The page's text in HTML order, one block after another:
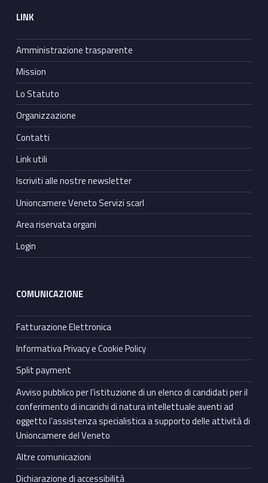
LINK
Amministrazione trasparente
Mission
Lo Statuto
Organizzazione
Contatti
Link utili
Iscriviti alle nostre newsletter
Unioncamere Veneto Servizi scarl
Area riservata organi
Login
COMUNICAZIONE
Fatturazione Elettronica
Informativa Privacy e Cookie Policy
Split payment
Avviso pubblico per l’istituzione di un elenco di candidati per il
conferimento di incarichi di natura intellettuale aventi ad
oggetto l’assistenza specialistica a supporto delle attività di
Unioncamere del Veneto
Altre comunicazioni
Dichiarazione di accessibilità